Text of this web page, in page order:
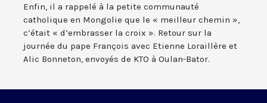
Enfin, il a rappelé à la petite communauté
catholique en Mongolie que le « meilleur chemin »,
c’était « d’embrasser la croix ». Retour sur la
journée du pape François avec Etienne Loraillère et
Alic Bonneton, envoyés de KTO à Oulan-Bator.